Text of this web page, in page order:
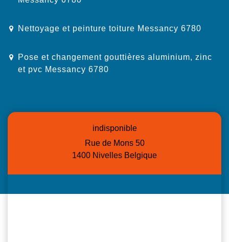
Nettoyage et peinture toiture Messancy 6780
Pose et changement gouttières aluminium, zinc
et pvc Messancy 6780
indisponible
Rue de Mons 50
1400 Nivelles Belgique